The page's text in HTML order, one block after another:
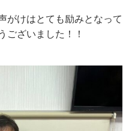
がけはとても励みとなって
ございました！！